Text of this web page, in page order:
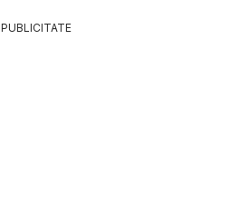
PUBLICITATE